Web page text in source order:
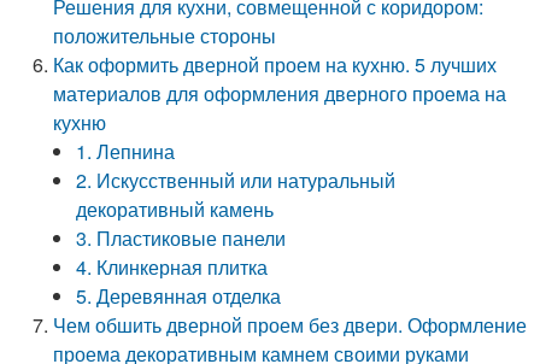
Решения для кухни, совмещенной с коридором:
положительные стороны
Как оформить дверной проем на кухню. 5 лучших
материалов для оформления дверного проема на
кухню
1. Лепнина
2. Искусственный или натуральный
декоративный камень
3. Пластиковые панели
4. Клинкерная плитка
5. Деревянная отделка
Чем обшить дверной проем без двери. Оформление
проема декоративным камнем своими руками